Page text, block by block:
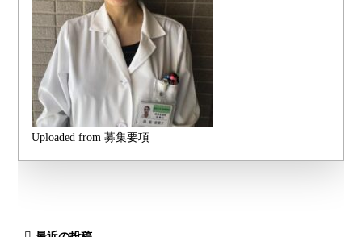
Uploaded from 募集要項